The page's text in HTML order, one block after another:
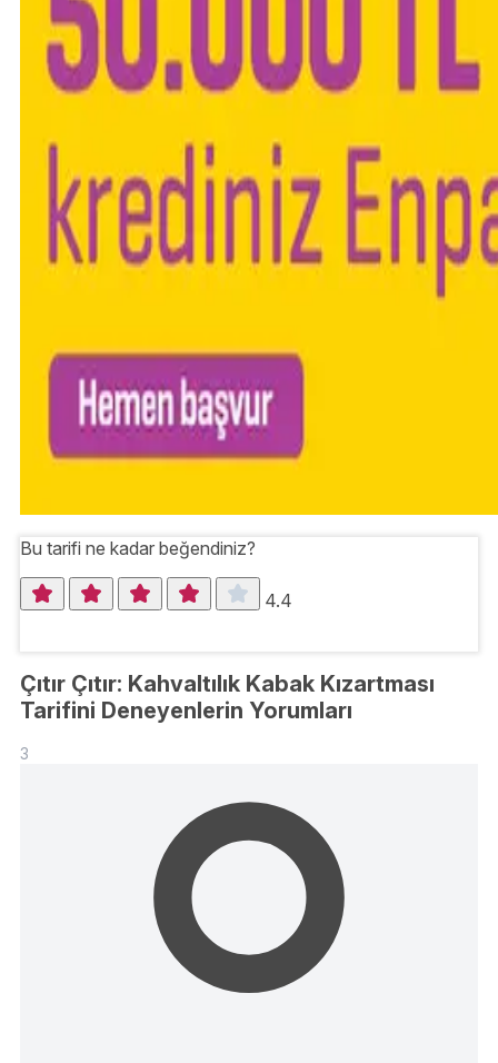
Bu tarifi ne kadar beğendiniz?
4.4
Çıtır Çıtır: Kahvaltılık Kabak Kızartması
Tarifini Deneyenlerin Yorumları
3